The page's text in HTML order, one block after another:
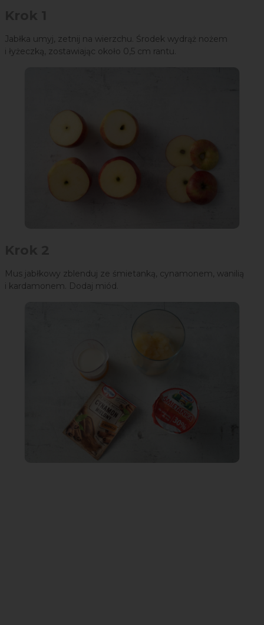
Jabłka umyj, zetnij na wierzchu. Środek wydrąż nożem
i łyżeczką, zostawiając około 0,5 cm rantu.
Mus jabłkowy zblenduj ze śmietanką, cynamonem, wanilią
i kardamonem. Dodaj miód.